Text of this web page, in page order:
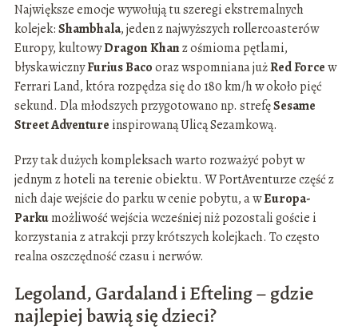
Największe emocje wywołują tu szeregi ekstremalnych
kolejek:Shambhala, jeden z najwyższych rollercoasterów
Europy, kultowyDragon Khanz ośmioma pętlami,
błyskawicznyFurius Bacooraz wspomniana jużRed Forcew
Ferrari Land, która rozpędza się do 180 km/h w około pięć
sekund. Dla młodszych przygotowano np. strefęSesame
Street Adventure inspirowaną Ulicą Sezamkową.
Przy tak dużych kompleksach warto rozważyć pobyt w
jednym z hoteli na terenie obiektu. W PortAventurze część z
nich daje wejście do parku w cenie pobytu, a wEuropa-
Parkumożliwość wejścia wcześniej niż pozostali goście i
korzystania z atrakcji przy krótszych kolejkach. To często
realna oszczędność czasu i nerwów.
Legoland, Gardaland i Efteling – gdzie
najlepiej bawią się dzieci?